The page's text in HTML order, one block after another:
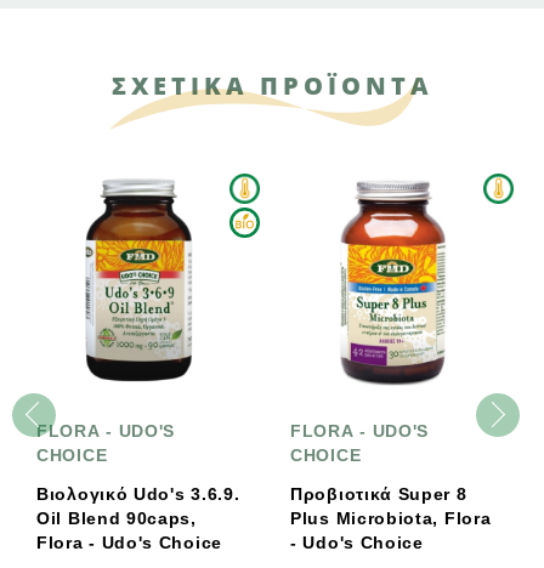
ΣΧΕΤΙΚΑ ΠΡΟΪΟΝΤΑ
FLORA - UDO'S
CHOICE
Βιολογικό Udo's 3.6.9.
Oil Blend 90caps,
Flora - Udo's Choice
FLORA - UDO'S
CHOICE
Προβιοτικά Super 8
Plus Microbiota, Flora
- Udo's Choice